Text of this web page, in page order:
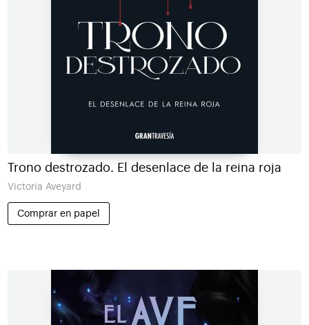
Trono destrozado. El desenlace de la reina roja
Victoria Aveyard
Comprar en papel